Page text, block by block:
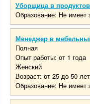
Уборщица в
Образование: Не имеет
Менеджер в
Полная
Опыт работы: от 1 года
Женский
Возраст: от 25 до 50 лет
Образование: Не имеет